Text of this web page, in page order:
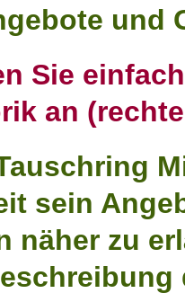
und
Sie
an
sein
näher zu